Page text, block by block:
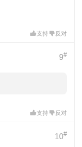
支持 反对
9#
支持 反对
10#